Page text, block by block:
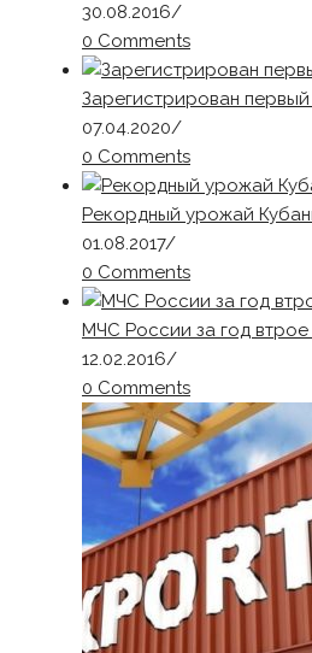
30.08.2016/
0 Comments
Зарегистрирован
07.04.2020/
0 Comments
Рекордный урожай
01.08.2017/
0 Comments
МЧС России за год
12.02.2016/
0 Comments